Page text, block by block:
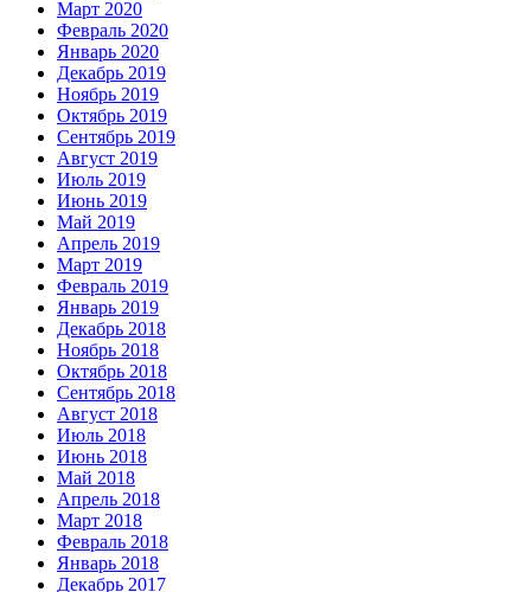
Март 2020
Февраль 2020
Январь 2020
Декабрь 2019
Ноябрь 2019
Октябрь 2019
Сентябрь 2019
Август 2019
Июль 2019
Июнь 2019
Май 2019
Апрель 2019
Март 2019
Февраль 2019
Январь 2019
Декабрь 2018
Ноябрь 2018
Октябрь 2018
Сентябрь 2018
Август 2018
Июль 2018
Июнь 2018
Май 2018
Апрель 2018
Март 2018
Февраль 2018
Январь 2018
Декабрь 2017